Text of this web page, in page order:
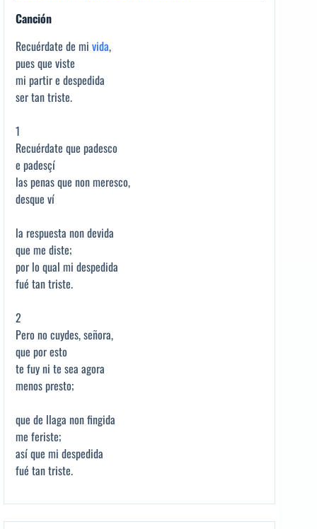
Canción
Recuérdate de mi vida,
pues que viste
mi partir e despedida
ser tan triste.
1
Recuérdate que padesco
e padesçí
las penas que non meresco,
desque ví
la respuesta non devida
que me diste;
por lo qual mi despedida
fué tan triste.
2
Pero no cuydes, señora,
que por esto
te fuy ni te sea agora
menos presto;
que de llaga non fingida
me feriste;
así que mi despedida
fué tan triste.